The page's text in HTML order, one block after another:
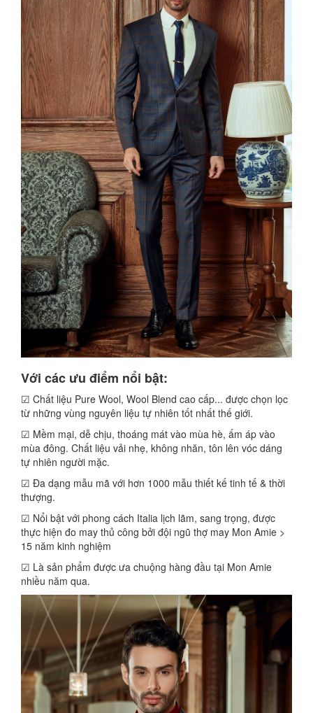
Với các ưu điểm nổi bật:
☑ Chất liệu Pure Wool, Wool Blend cao cấp... được chọn lọc
từ những vùng nguyên liệu tự nhiên tốt nhất thế giới.
☑ Mềm mại, dễ chịu, thoáng mát vào mùa hè, ấm áp vào
mùa đông. Chất liệu vải nhẹ, không nhăn, tôn lên vóc dáng
tự nhiên người mặc.
☑ Đa dạng mẫu mã với hơn 1000 mẫu thiết kế tinh tế & thời
thượng.
☑ Nổi bật với phong cách Italia lịch lãm, sang trọng, được
thực hiện đo may thủ công bởi đội ngũ thợ may Mon Amie >
15 năm kinh nghiệm
☑ Là sản phẩm được ưa chuộng hàng đầu tại Mon Amie
nhiều năm qua.